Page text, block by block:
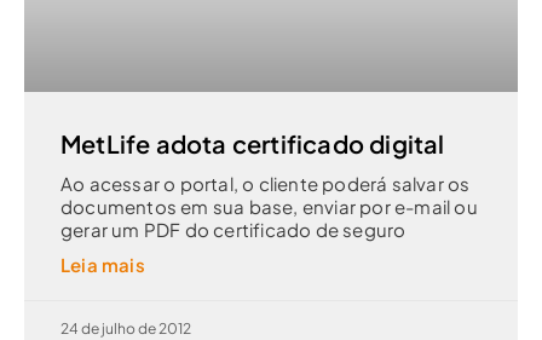
MetLife adota certificado digital
Ao acessar o portal, o cliente poderá salvar os
documentos em sua base, enviar por e-mail ou
gerar um PDF do certificado de seguro
Leia mais
24 de julho de 2012